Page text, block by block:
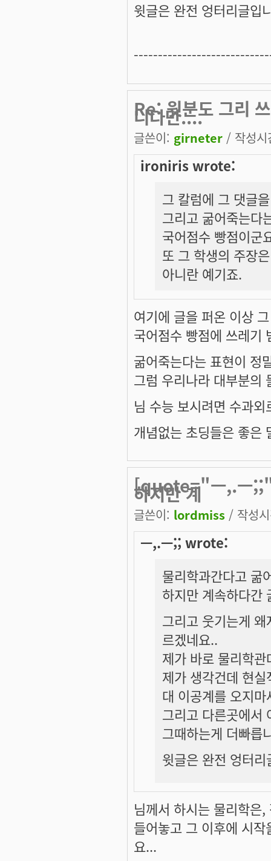
윗글은 완전 엉터리글입
Re: 윗분도 그리
니다만....
글쓴이: girneter / 작성
ironiris wrote:
그 칼럼에 그 댓글
그리고 굶어죽는다
국어점수 빵점이군
또 그 학생의 주장
아니란 예기죠.
여기에 글을 퍼온 이상
국어점수 빵점에 쓰레기
굶어죽는다는 표현이 정
그럼 우리나라 대부분의
님 수능 보시려면 수과외
개념없는 초딩들은 좋은
[quote="ㅡ,.ㅡ;;"]
하지만 계
글쓴이: lordmiss / 작성
ㅡ,.ㅡ;; wrote:
물리학과간다고 굶
하지만 계속하다간
그리고 웃기는게
르겠네요..
제가 바로 물리학관
제가 생각건데 현
대 이공계를 오지마
그리고 다른곳에서
그때하는게 더빠릅
윗글은 완전 엉터
님께서 하시는 물리학은
들어놓고 그 이후에 시
요...